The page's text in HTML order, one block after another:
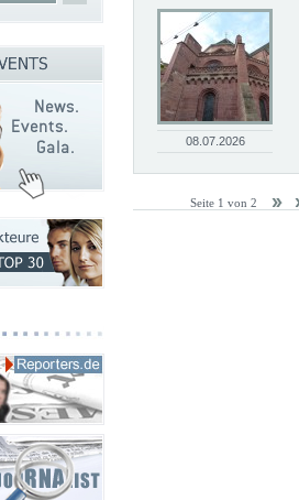
08.07.2026
Seite 1 von 2